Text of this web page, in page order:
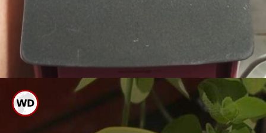
ಸ್ವಿಚ್ ಹಾಕಿಕೊಂಡಿರುವಾಗ ವಯರ್